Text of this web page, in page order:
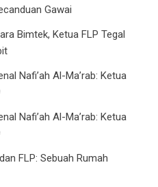
Gawai
Bimtek, Ketua FLP Tegal
Nafi’ah Al-Ma’rab: Ketua
Nafi’ah Al-Ma’rab: Ketua
FLP: Sebuah Rumah